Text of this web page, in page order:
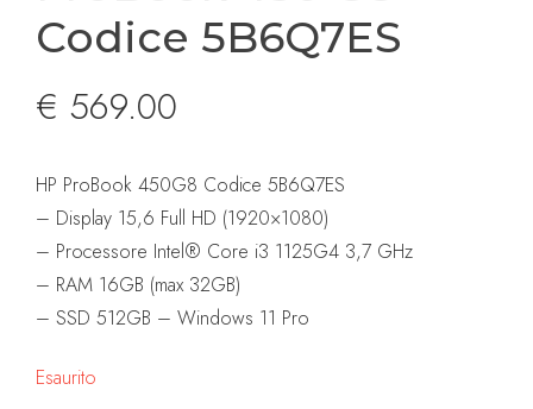
Codice 5B6Q7ES
€ 569.00
HP ProBook 450G8 Codice 5B6Q7ES
– Display 15,6 Full HD (1920×1080)
– Processore Intel® Core i3 1125G4 3,7 GHz
– RAM 16GB (max 32GB)
– SSD 512GB – Windows 11 Pro
Esaurito